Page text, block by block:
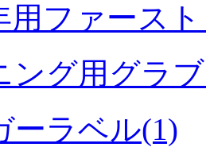
用ファース
ング用グラ
ーラベル(1)